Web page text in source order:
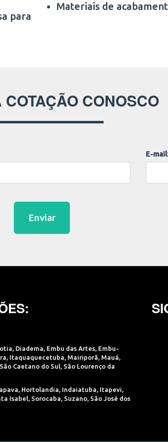
para
Materiais de
CONOSCO
E-
Enviar
, Diadema, Embu das Artes, Embu-
, Itaquaquecetuba, Mairiporã, Mauá,
São Caetano do Sul, São Lourenço da
Hortolandia Indaiatuba Itapevi
Isabel Sorocaba Suzano São José dos